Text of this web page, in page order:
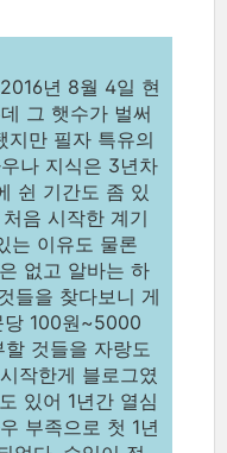
년 8월 4일 현
그 햇수가 벌써
지만 필자 특유의
나 지식은 3년차
쉰 기간도 좀 있
음 시작한 계기
는 이유도 물론
없고 알바는 하
들을 찾다보니 게
당 100원~5000
것들을 자랑도
작한게 블로그였
있어 1년간 열심
부족으로 첫 1년